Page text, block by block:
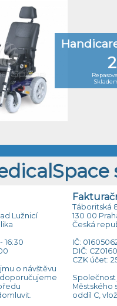
Lužnicí
16:30
o návštěvu
Táboritská
130 00
Česká
IČ:
DIČ:
CZK účet:
Společnost
Městského
oddíl C,